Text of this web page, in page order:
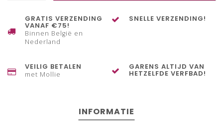
GRATIS VERZENDING
VANAF €75!
Binnen België en
Nederland
SNELLE VERZENDING!
VEILIG BETALEN
met Mollie
GARENS ALTIJD VAN
HETZELFDE VERFBAD!
INFORMATIE